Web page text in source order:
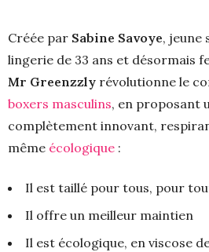
Créée par Sabine Savoye, jeune
lingerie de 33 ans et désormais
Mr Greenzzly révolutionne le
boxers masculins, en proposant
complètement innovant,
même écologique :
Il est taillé pour tous, pour
Il offre un meilleur maintien
Il est écologique, en viscose